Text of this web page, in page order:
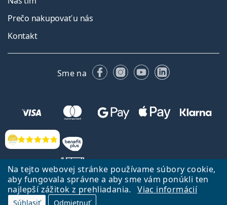
Na tejto webovej stránke používame súbory cookie,
aby fungovala správne a aby sme vám ponúkli ten
najlepší zážitok z prehliadania.
Viac informácií
Súhlasiť Odmietnuť
Hodnotenia
Prečo nakupovať u nás
Kontakt
Sme na FacebookuInstagrame
YouTubeLinkedIn
Späť na Úvodnu stránku